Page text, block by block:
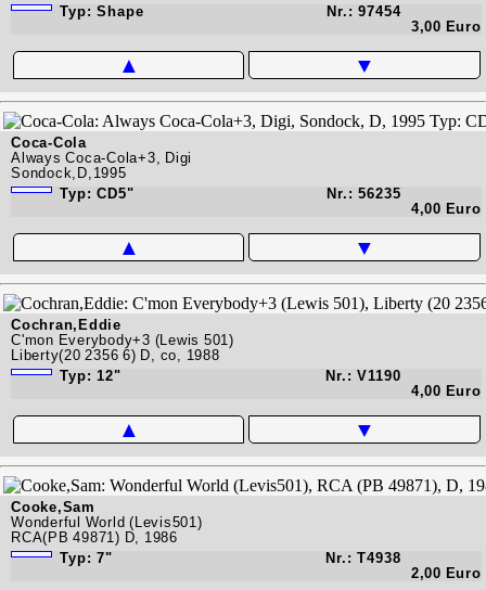
Typ: Shape
Nr.: 97454
3,00 Euro
▲ ▼
Coca-Cola
Always Coca-Cola+3, Digi
Sondock,D,1995
Typ: CD5"
Nr.: 56235
4,00 Euro
▲ ▼
Cochran,Eddie
C'mon Everybody+3 (Lewis 501)
Liberty(20 2356 6) D, co, 1988
Typ: 12"
Nr.: V1190
4,00 Euro
▲ ▼
Cooke,Sam
Wonderful World (Levis501)
RCA(PB 49871) D, 1986
Typ: 7"
Nr.: T4938
2,00 Euro